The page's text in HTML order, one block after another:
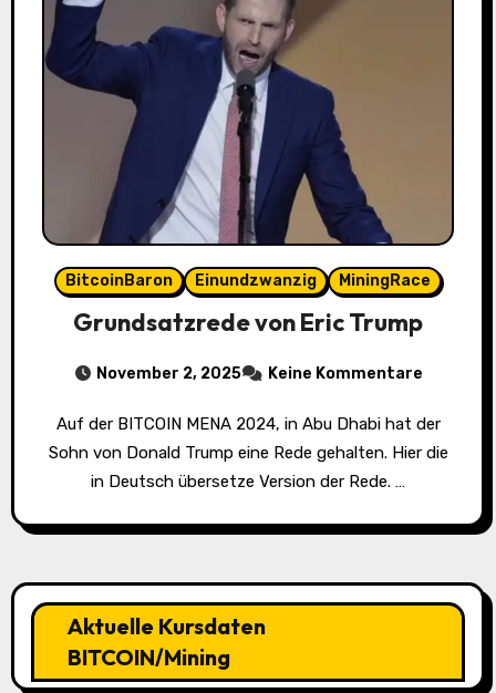
BitcoinBaron Einundzwanzig MiningRace
Grundsatzrede von Eric Trump
November 2, 2025 Keine Kommentare
Auf der BITCOIN MENA 2024, in Abu Dhabi hat der
Sohn von Donald Trump eine Rede gehalten. Hier die
in Deutsch übersetze Version der Rede. …
Aktuelle Kursdaten
BITCOIN/Mining